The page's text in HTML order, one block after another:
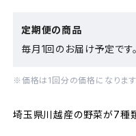
定期便の商品
毎月1回のお届け予定です。
※価格は1回分の価格になります
埼玉県川越産の野菜が7種類